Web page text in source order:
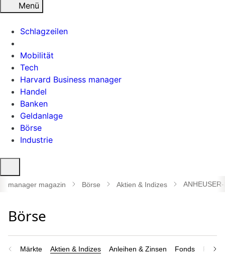
Menü
Schlagzeilen
Mobilität
Tech
Harvard Business manager
Handel
Banken
Geldanlage
Börse
Industrie
öffnen
manager magazin Börse Aktien & Indizes
Märkte Aktien & Indizes Anleihen & Zinsen Fonds